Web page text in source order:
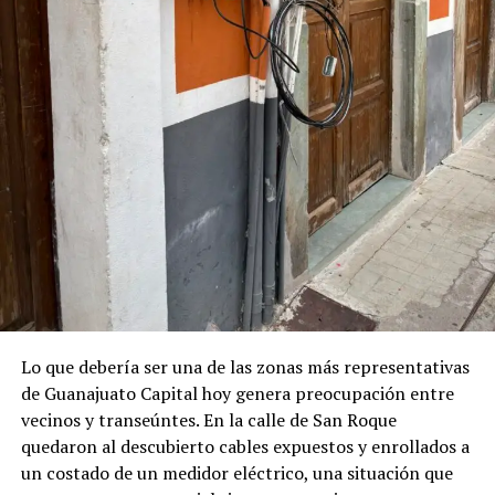
Lo que debería ser una de las zonas más representativas
de Guanajuato Capital hoy genera preocupación entre
vecinos y transeúntes. En la calle de San Roque
quedaron al descubierto cables expuestos y enrollados a
un costado de un medidor eléctrico, una situación que